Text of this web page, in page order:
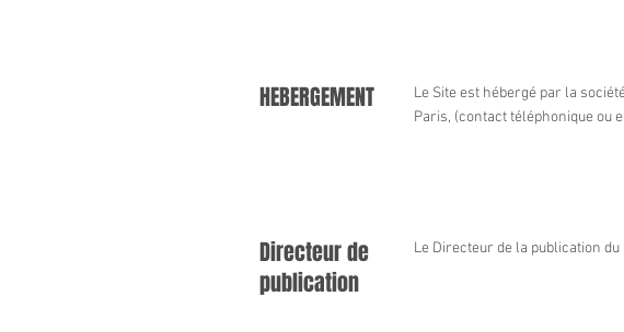
HEBERGEMENT
Le Site est hébergé par la
Paris, (contact téléphonique ou
Directeur de
publication
Le Directeur de la publication